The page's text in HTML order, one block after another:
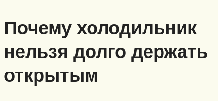
Почему холодильник
нельзя долго держать
открытым